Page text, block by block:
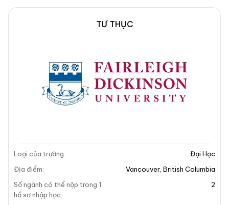
Mô tả trường
TƯ THỤC
Loại của trường:
Đại Học
Địa điểm: Vancouver British Columbia
Số ngành có thể nộp trong 1
hồ sơ nhập học:
2